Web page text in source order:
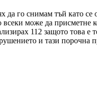
го снимам тъй като се
всеки може да
112 защото това е
и тази порочна